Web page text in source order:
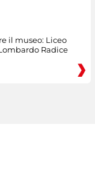
il museo: Liceo
Radice